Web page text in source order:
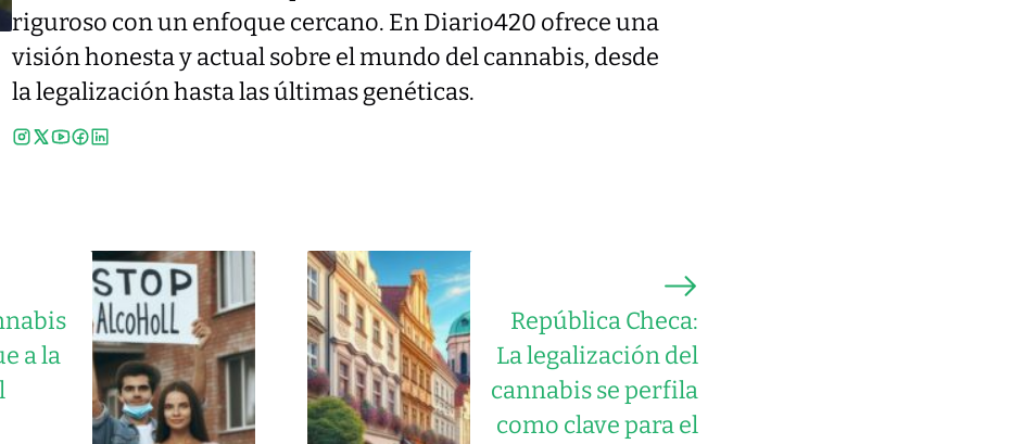
riguroso con un enfoque cercano. En Diario420 ofrece una
visión honesta y actual sobre el mundo del cannabis, desde
la legalización hasta las últimas genéticas.
a la
República Checa:
La legalización del
cannabis se perfila
como clave para el